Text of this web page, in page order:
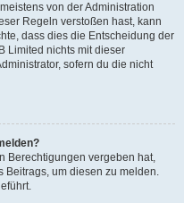
von der Administration
Regeln verstoßen hast, kann
dass dies die Entscheidung der
Limited nichts mit dieser
sofern du die nicht
Berechtigungen vergeben hat,
Beitrags, um diesen zu melden.